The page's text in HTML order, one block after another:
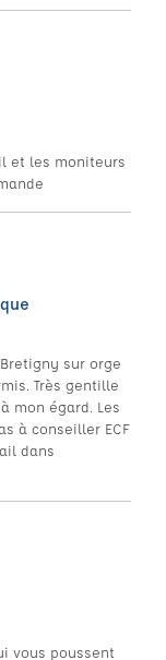
et les moniteurs
sur orge
Très gentille
mon égard. Les
à conseiller ECF
dans
vous poussent